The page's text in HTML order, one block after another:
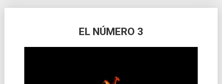
EL NÚMERO 3